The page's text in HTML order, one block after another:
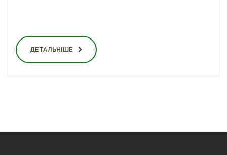
ДЕТАЛЬНІШЕ